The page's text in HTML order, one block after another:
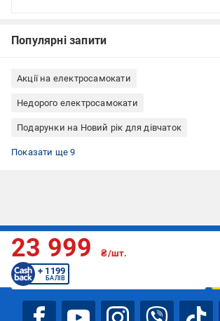
Популярні запити
Акції на електросамокати
Недорого електросамокати
Подарунки на Новий рік для дівчаток
Подарунки на Новий рік для хлопчиків
Подарунки жінкам на Новий рік
Подарунки чоловікам на Новий рік
Подарунки на День святого Миколая
Подарунки дітям на Новий рік
Електросамокати Xiaomi
Електросамокати для дорослих
Електросамокати з підсвічуванням
Електросамокати з амортизаторами
Показати ще 9
23 999
₴/шт.
+ 1199
БАЛІВ
Підписуйтесь, щоб дізнаватись першим про